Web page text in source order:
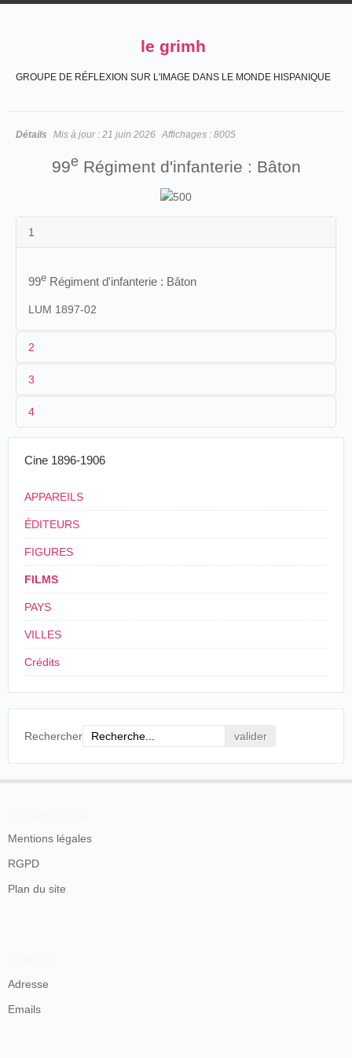
le grimh
GROUPE DE RÉFLEXION SUR L'IMAGE DANS LE MONDE HISPANIQUE
Détails Mis à jour : 21 juin 2026 Affichages : 8005
99eRégiment d'infanterie : Bâton
1
99e Régiment d'infanterie : Bâton
LUM 1897-02
2
1
2
3
[printemps 1897]-[06/06/1897]
4
France,
3
4
Cine 1896-1906
APPAREILS
ÉDITEURS
FIGURES
FILMS
PAYS
VILLES
Crédits
Rechercher
Mentions légales
RGPD
Plan du site
Adresse
Emails